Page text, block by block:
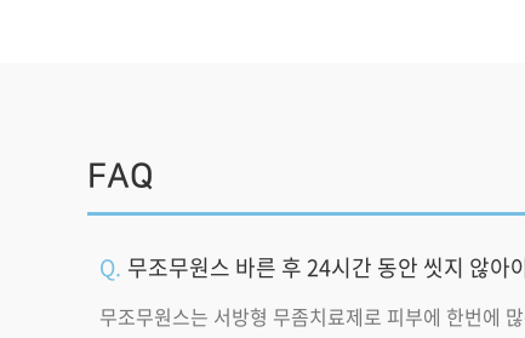
FAQ
무조무원스 바른 후 24시간 동안 씻지 않아
무조무원스는 서방형 무좀치료제로 피부에 한번에